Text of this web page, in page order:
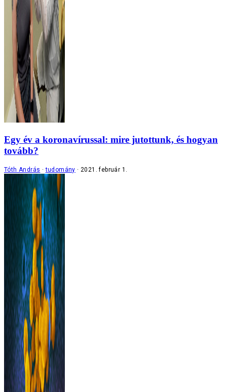
Egy év a koronavírussal: mire jutottunk, és hogyan
tovább?
Tóth András tudomány 2021. február 1.